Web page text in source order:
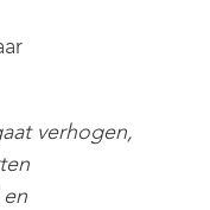
verhogen,